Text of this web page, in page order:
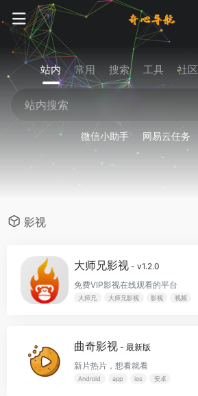
站内 常用 搜索 工具 社区
微信小助手 网易云任务
影视
大师兄影视 - v1.2.0
免费VIP影视在线观看的平台
大师兄 大师兄影视 影视 视频
曲奇影视 - 最新版
新片热片，想看就看
Android app ios 安卓